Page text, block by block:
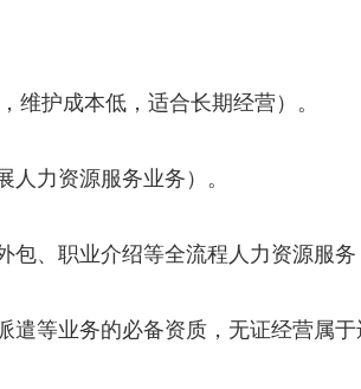
维护成本低，适合长期经营）。
人力资源服务业务）。
、职业介绍等全流程人力资源服务
等业务的必备资质，无证经营属于